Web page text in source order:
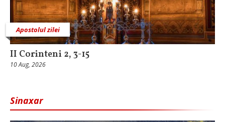
Apostolul zilei
II Corinteni 2, 3-15
10 Aug, 2026
Sinaxar